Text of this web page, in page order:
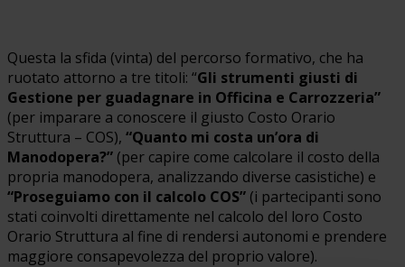
Questa la sfida (vinta) del percorso formativo, che ha
ruotato attorno a tre titoli: “Gli strumenti giusti di
Gestione per guadagnare in Officina e Carrozzeria”
(per imparare a conoscere il giusto Costo Orario
Struttura – COS), “Quanto mi costa un’ora di
Manodopera?” (per capire come calcolare il costo della
propria manodopera, analizzando diverse casistiche) e
“Proseguiamo con il calcolo COS” (i partecipanti sono
stati coinvolti direttamente nel calcolo del loro Costo
Orario Struttura al fine di rendersi autonomi e prendere
maggiore consapevolezza del proprio valore).